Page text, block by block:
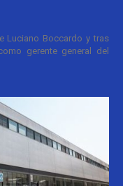
Luciano Boccardo y tras
gerente general del